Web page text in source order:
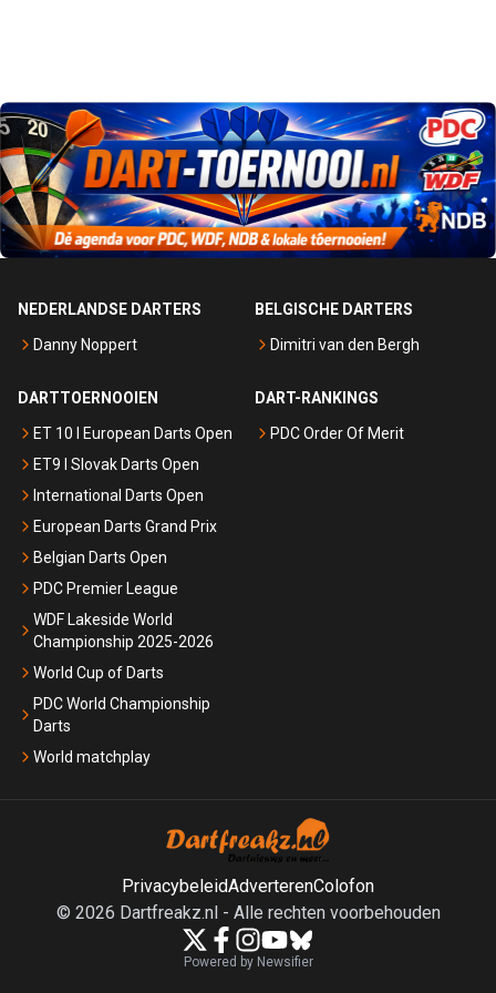
NEDERLANDSE DARTERS
Danny Noppert
BELGISCHE DARTERS
Dimitri van den Bergh
DARTTOERNOOIEN
ET 10 I European Darts Open
ET9 I Slovak Darts Open
International Darts Open
European Darts Grand Prix
Belgian Darts Open
PDC Premier League
WDF Lakeside World
Championship 2025-2026
World Cup of Darts
PDC World Championship
Darts
World matchplay
DART-RANKINGS
PDC Order Of Merit
PrivacybeleidAdverterenColofon
© 2026 Dartfreakz.nl- Alle rechten voorbehouden
Powered by Newsifier